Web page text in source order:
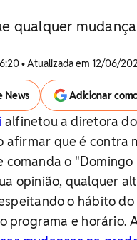
qualquer
• Atualizada em 12/06/
News Adicionar
alfinetou a diretora
afirmar que é contra
comanda o
opinião, qualquer
o hábito
programa e horário.